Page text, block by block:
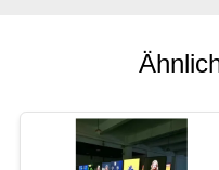
PRIVACY
POLICY